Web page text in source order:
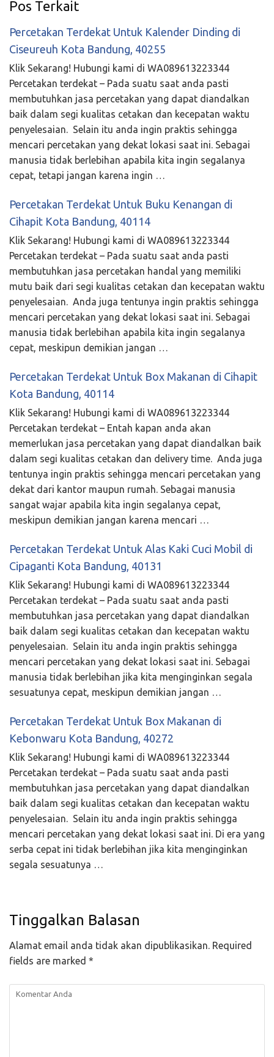
Pos Terkait
Percetakan Terdekat Untuk Kalender Dinding di
Ciseureuh Kota Bandung, 40255
Klik Sekarang! Hubungi kami di WA089613223344
Percetakan terdekat – Pada suatu saat anda pasti
membutuhkan jasa percetakan yang dapat diandalkan
baik dalam segi kualitas cetakan dan kecepatan waktu
penyelesaian. Selain itu anda ingin praktis sehingga
mencari percetakan yang dekat lokasi saat ini. Sebagai
manusia tidak berlebihan apabila kita ingin segalanya
cepat, tetapi jangan karena ingin …
Percetakan Terdekat Untuk Buku Kenangan di
Cihapit Kota Bandung, 40114
Klik Sekarang! Hubungi kami di WA089613223344
Percetakan terdekat – Pada suatu saat anda pasti
membutuhkan jasa percetakan handal yang memiliki
mutu baik dari segi kualitas cetakan dan kecepatan waktu
penyelesaian. Anda juga tentunya ingin praktis sehingga
mencari percetakan yang dekat lokasi saat ini. Sebagai
manusia tidak berlebihan apabila kita ingin segalanya
cepat, meskipun demikian jangan …
Percetakan Terdekat Untuk Box Makanan di Cihapit
Kota Bandung, 40114
Klik Sekarang! Hubungi kami di WA089613223344
Percetakan terdekat – Entah kapan anda akan
memerlukan jasa percetakan yang dapat diandalkan baik
dalam segi kualitas cetakan dan delivery time. Anda juga
tentunya ingin praktis sehingga mencari percetakan yang
dekat dari kantor maupun rumah. Sebagai manusia
sangat wajar apabila kita ingin segalanya cepat,
meskipun demikian jangan karena mencari …
Percetakan Terdekat Untuk Alas Kaki Cuci Mobil di
Cipaganti Kota Bandung, 40131
Klik Sekarang! Hubungi kami di WA089613223344
Percetakan terdekat – Pada suatu saat anda pasti
membutuhkan jasa percetakan yang dapat diandalkan
baik dalam segi kualitas cetakan dan kecepatan waktu
penyelesaian. Selain itu anda ingin praktis sehingga
mencari percetakan yang dekat lokasi saat ini. Sebagai
manusia tidak berlebihan jika kita menginginkan segala
sesuatunya cepat, meskipun demikian jangan …
Percetakan Terdekat Untuk Box Makanan di
Kebonwaru Kota Bandung, 40272
Klik Sekarang! Hubungi kami di WA089613223344
Percetakan terdekat – Pada suatu saat anda pasti
membutuhkan jasa percetakan yang dapat diandalkan
baik dalam segi kualitas cetakan dan kecepatan waktu
penyelesaian. Selain itu anda ingin praktis sehingga
mencari percetakan yang dekat lokasi saat ini. Di era yang
serba cepat ini tidak berlebihan jika kita menginginkan
segala sesuatunya …
Tinggalkan Balasan
Alamat email anda tidak akan dipublikasikan. Required
fields are marked *